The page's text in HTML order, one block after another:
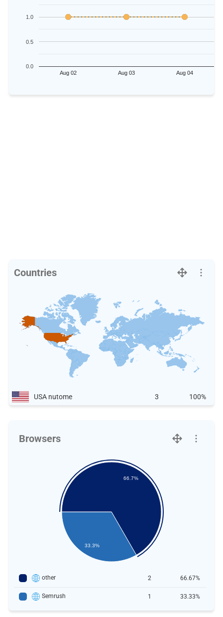
Aug 02 Aug 03 Aug 04
0.0
0.5
1.0
Countries
USA nutome 3 100%
Browsers
33.3%
66.7%
other 2 66.67%
Semrush 1 33.33%